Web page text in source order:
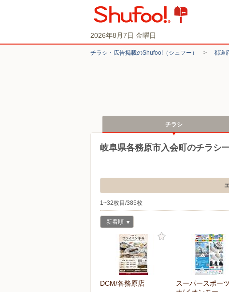
2026年8月7日 金曜日
チラシ・​広告掲載の​Shufoo!​（シュフー） > 都道
チラシ
岐阜県各務原市入会町のチラシ
1~32枚目/385枚
新着順
DCM/各務原店
スーパースポー